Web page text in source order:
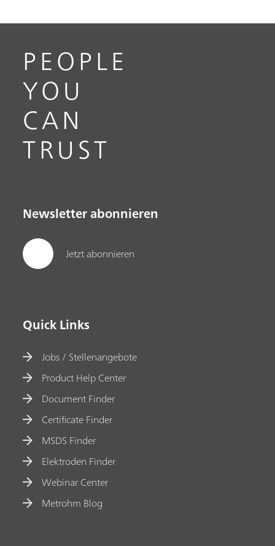
PEOPLE
YOU
CAN
TRUST
Newsletter abonnieren
Jetzt abonnieren
Quick Links
Jobs / Stellenangebote
Product Help Center
Document Finder
Certificate Finder
MSDS Finder
Elektroden Finder
Webinar Center
Metrohm Blog